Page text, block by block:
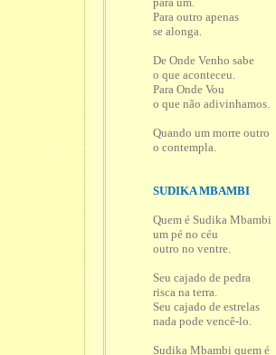
Para outro apenas
se alonga.
De Onde Venho sabe
o que aconteceu.
Para Onde Vou
o que não adivinhamos.
Quando um morre outro
o contempla.
SUDIKA MBAMBI
Quem é Sudika Mbambi
um pé no céu
outro no ventre.
Seu cajado de pedra
risca na terra.
Seu cajado de estrelas
nada pode vencê-lo.
Sudika Mbambi quem é